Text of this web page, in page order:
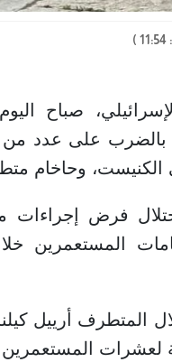
صباح
بالضرب على عدد من
وحاخام
فرض
المستعمرين
المتطرف أرييل
لعشرات